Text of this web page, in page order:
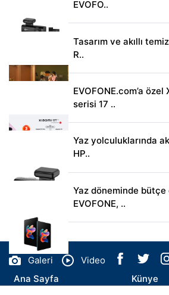
EVOFO..
Tasarım ve akıllı
R..
EVOFONE.com’a özel
serisi 17 ..
Yaz yolculuklarında
HP..
Yaz döneminde bütçe
EVOFONE, ..
Galeri
Video
Ana Sayfa
Künye